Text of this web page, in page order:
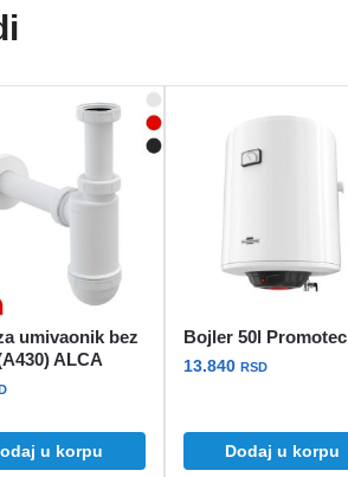
umivaonik bez
ALCA
u korpu
Bojler 50l Promotec
13.840 RSD
Dodaj u korpu